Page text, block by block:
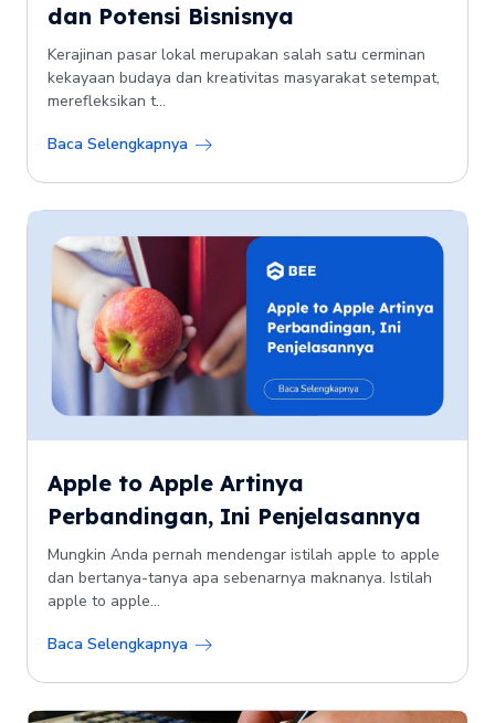
dan Potensi Bisnisnya
Kerajinan pasar lokal merupakan salah satu cerminan
kekayaan budaya dan kreativitas masyarakat setempat,
merefleksikan t...
Baca Selengkapnya
Apple to Apple Artinya
Perbandingan, Ini Penjelasannya
Mungkin Anda pernah mendengar istilah apple to apple
dan bertanya-tanya apa sebenarnya maknanya. Istilah
apple to apple...
Baca Selengkapnya